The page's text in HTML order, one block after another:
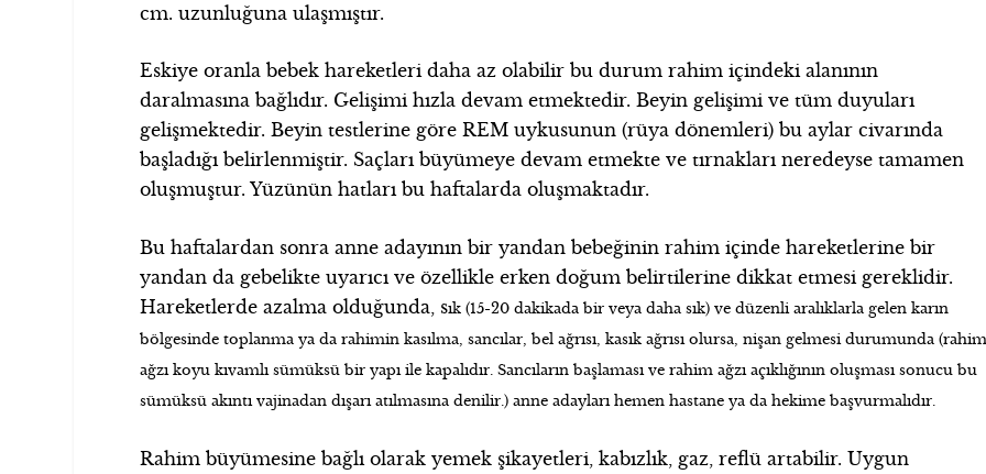
cm. uzunluğuna ulaşmıştır.
Eskiye oranla bebek hareketleri daha az olabilir bu durum rahim içindeki alanının
daralmasına bağlıdır. Gelişimi hızla devam etmektedir. Beyin gelişimi ve tüm duyuları
gelişmektedir. Beyin testlerine göre REM uykusunun (rüya dönemleri) bu aylar civarında
başladığı belirlenmiştir. Saçları büyümeye devam etmekte ve tırnakları neredeyse tamamen
oluşmuştur. Yüzünün hatları bu haftalarda oluşmaktadır.
Bu haftalardan sonra anne adayının bir yandan bebeğinin rahim içinde hareketlerine bir
yandan da gebelikte uyarıcı ve özellikle erken doğum belirtilerine dikkat etmesi gereklidir.
Hareketlerde azalma olduğunda, sık (15-20 dakikada bir veya daha sık) ve düzenli aralıklarla gelen karın
bölgesinde toplanma ya da rahimin kasılma, sancılar, bel ağrısı, kasık ağrısı olursa, nişan gelmesi durumunda
ağzı koyu kıvamlı sümüksü bir yapı ile kapalıdır. Sancıların başlaması ve rahim ağzı açıklığının oluşması sonucu bu
sümüksü akıntı vajinadan dışarı atılmasına denilir.) anne adayları hemen hastane ya da hekime başvurmalıdır.
Rahim büyümesine bağlı olarak yemek şikayetleri, kabızlık, gaz, reflü artabilir. Uygun